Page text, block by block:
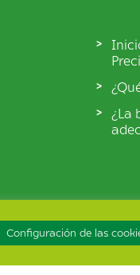
¿La
Configuración de las